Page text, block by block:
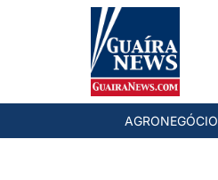
conteúdo
AGRONEGÓCIO